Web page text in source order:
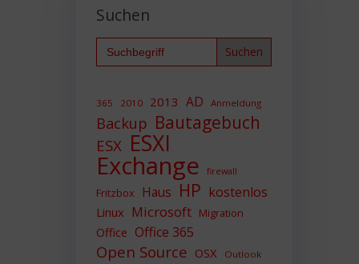
Suchen
Search
for:
365 2010 2013 AD Anmeldung
Backup Bautagebuch
ESX ESXI
Exchange firewall
Fritzbox Haus HP kostenlos
Linux Microsoft Migration
Office Office 365
Open Source OSX Outlook